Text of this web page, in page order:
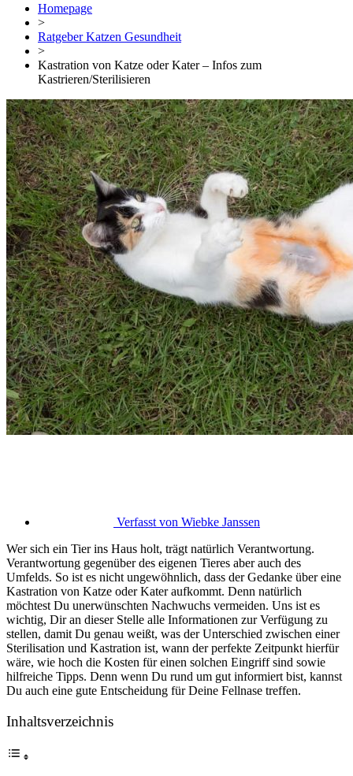
Homepage
>
Ratgeber Katzen Gesundheit
>
Kastration von Katze oder Kater – Infos zum
Kastrieren/Sterilisieren
Verfasst von Wiebke Janssen
Wer sich ein Tier ins Haus holt, trägt natürlich Verantwortung.
Verantwortung gegenüber des eigenen Tieres aber auch des
Umfelds. So ist es nicht ungewöhnlich, dass der Gedanke über eine
Kastration von Katze oder Kater aufkommt. Denn natürlich
möchtest Du unerwünschten Nachwuchs vermeiden. Uns ist es
wichtig, Dir an dieser Stelle alle Informationen zur Verfügung zu
stellen, damit Du genau weißt, was der Unterschied zwischen einer
Sterilisation und Kastration ist, wann der perfekte Zeitpunkt hierfür
wäre, wie hoch die Kosten für einen solchen Eingriff sind sowie
hilfreiche Tipps. Denn wenn Du rund um gut informiert bist, kannst
Du auch eine gute Entscheidung für Deine Fellnase treffen.
Inhaltsverzeichnis